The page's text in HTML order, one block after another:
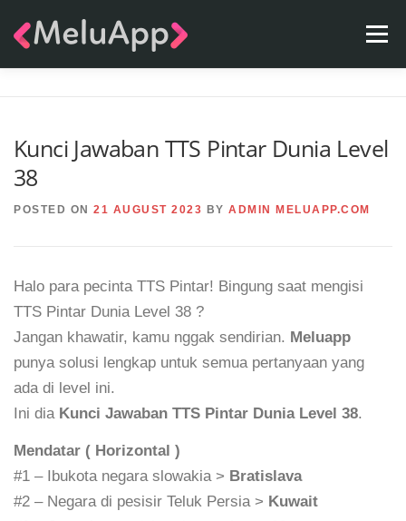
Menu
Kunci Jawaban TTS Pintar Dunia Level
38
POSTED ON 21 AUGUST 2023 BY ADMIN MELUAPP.COM
Halo para pecinta TTS Pintar! Bingung saat mengisi
TTS Pintar Dunia Level 38 ?
Jangan khawatir, kamu nggak sendirian. Meluapp
punya solusi lengkap untuk semua pertanyaan yang
ada di level ini.
Ini dia Kunci Jawaban TTS Pintar Dunia Level 38.
Mendatar ( Horizontal )
#1 – Ibukota negara slowakia > Bratislava
#2 – Negara di pesisir Teluk Persia > Kuwait